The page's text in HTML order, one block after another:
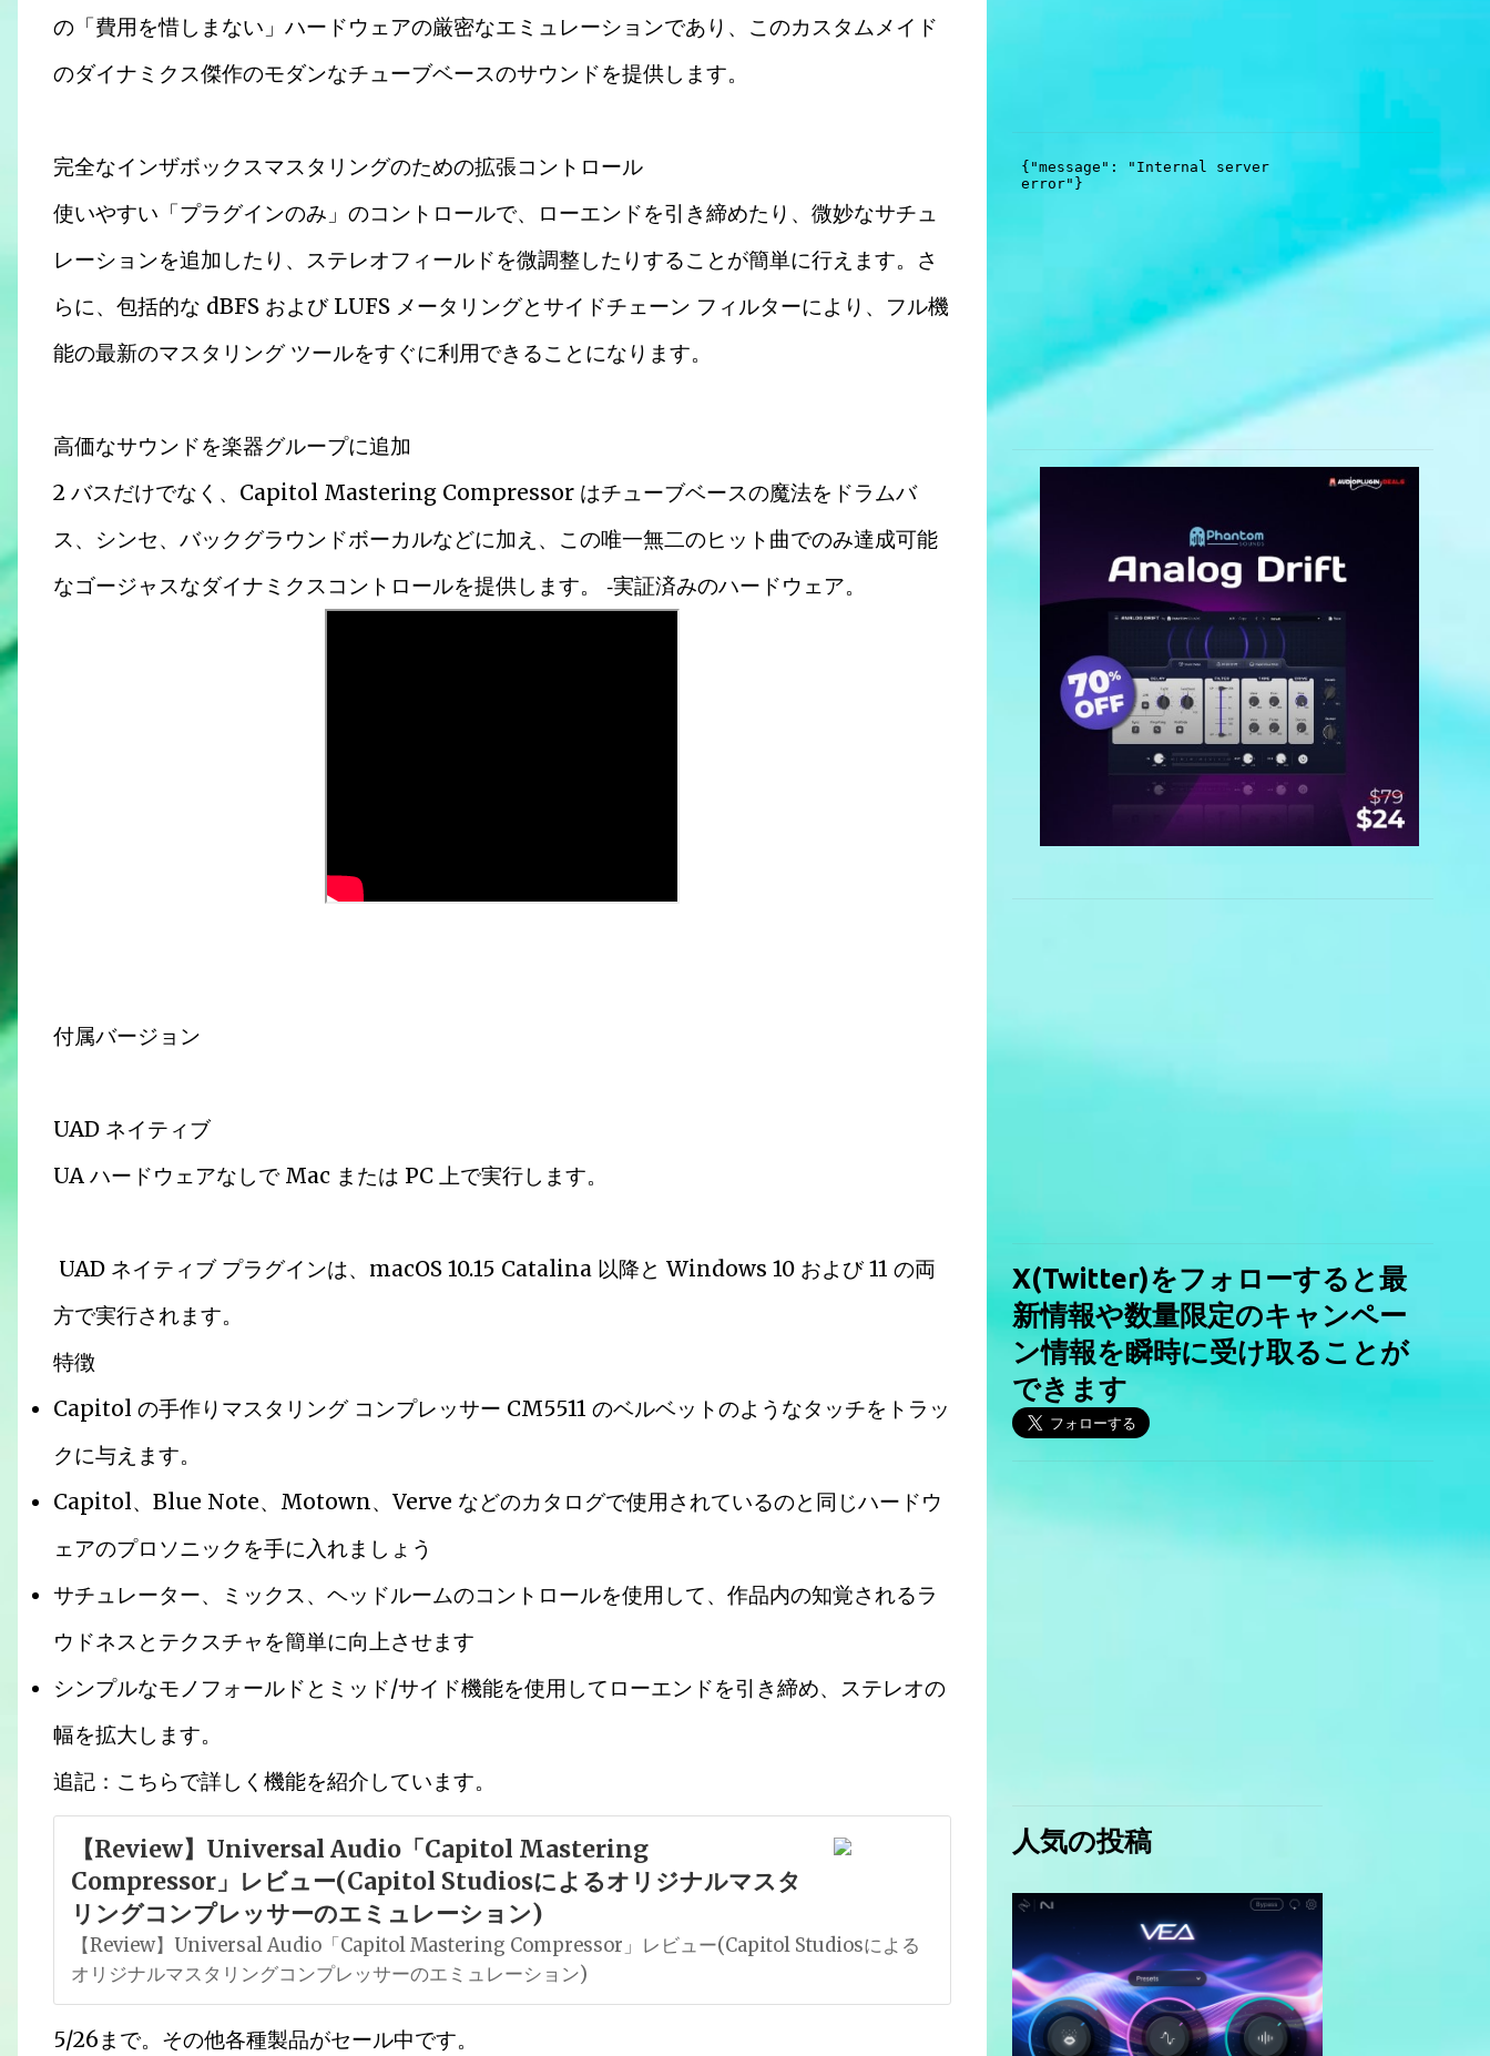
の「費用を惜しまない」ハードウェアの厳密なエミュレーションであり、このカスタムメイド
のダイナミクス傑作のモダンなチューブベースのサウンドを提供します。
完全なインザボックスマスタリングのための拡張コントロール
使いやすい「プラグインのみ」のコントロールで、ローエンドを引き締めたり、微妙なサチュ
レーションを追加したり、ステレオフィールドを微調整したりすることが簡単に行えます。さ
らに、包括的な dBFS および LUFS メータリングとサイドチェーン フィルターにより、フル機
能の最新のマスタリング ツールをすぐに利用できることになります。
高価なサウンドを楽器グループに追加
2 バスだけでなく、Capitol Mastering Compressor はチューブベースの魔法をドラムバ
ス、シンセ、バックグラウンドボーカルなどに加え、この唯一無二のヒット曲でのみ達成可能
なゴージャスなダイナミクスコントロールを提供します。 ‑実証済みのハードウェア。
付属バージョン
UAD ネイティブ
UA ハードウェアなしで Mac または PC 上で実行します。
UAD ネイティブ プラグインは、macOS 10.15 Catalina 以降と Windows 10 および 11 の両
方で実行されます。
特徴
Capitol の手作りマスタリング コンプレッサー CM5511 のベルベットのようなタッチをトラッ
クに与えます。
Capitol、Blue Note、Motown、Verve などのカタログで使用されているのと同じハードウ
ェアのプロソニックを手に入れましょう
サチュレーター、ミックス、ヘッドルームのコントロールを使用して、作品内の知覚されるラ
ウドネスとテクスチャを簡単に向上させます
シンプルなモノフォールドとミッド/サイド機能を使用してローエンドを引き締め、ステレオの
幅を拡大します。
追記：こちらで詳しく機能を紹介しています。
【Review】Universal Audio「Capitol Mastering
Compressor」レビュー(Capitol Studiosによるオリジナルマスタ
リングコンプレッサーのエミュレーション)
【Review】Universal Audio「Capitol Mastering Compressor」レビュー(Capitol Studiosによる
オリジナルマスタリングコンプレッサーのエミュレーション)
5/26まで。その他各種製品がセール中です。
X(Twitter)をフォローすると最
新情報や数量限定のキャンペー
ン情報を瞬時に受け取ることが
できます
人気の投稿